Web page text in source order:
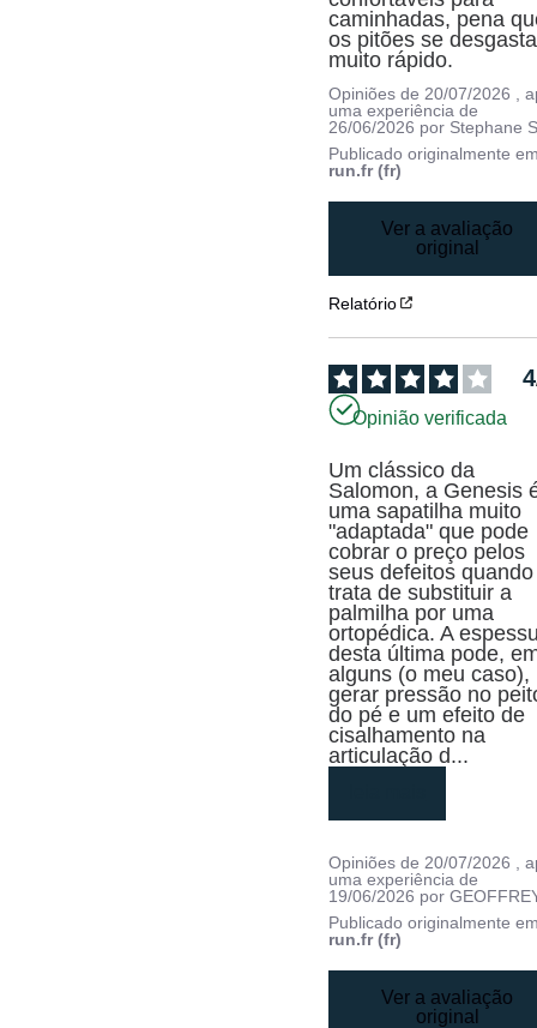
caminhadas, pena
os pitões se
muito rápido.
Opiniões de20/07/2026 ,
uma experiência de
26/06/2026 por Stephane
Publicado originalmente
run.fr (fr)
Ver a avaliação
original
Relatório
4
Opinião verificada
Um clássico da
Salomon, a Genesis
uma sapatilha muito
"adaptada" que pode
cobrar o preço pelos
seus defeitos
trata de substituir a
palmilha por uma
ortopédica. A
desta última pode,
alguns (o meu caso),
gerar pressão no
do pé e um efeito de
cisalhamento na
articulação d...
Opiniões de 20/07/2026
,
uma experiência de
19/06/2026 por
Publicado originalmente
run.fr (fr)
Ver a avaliação
original